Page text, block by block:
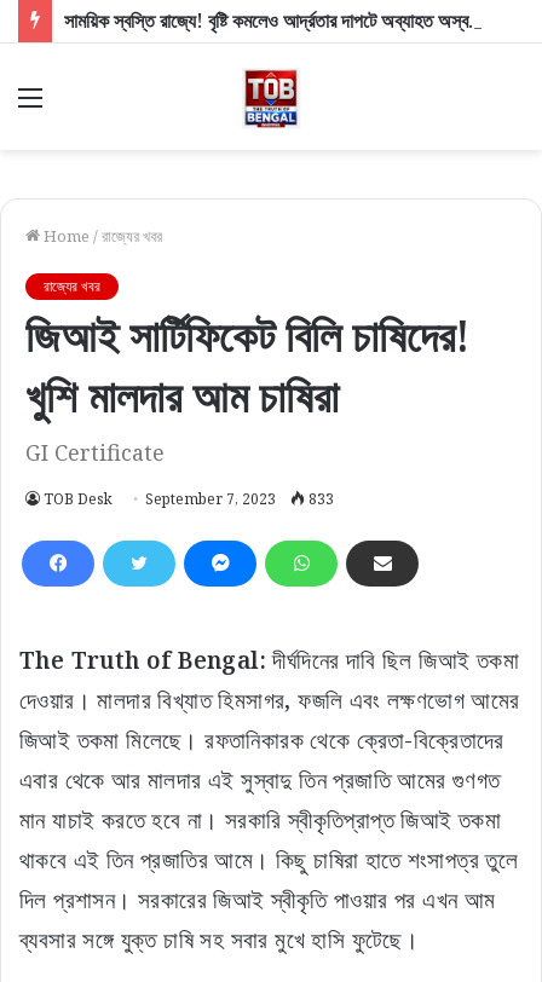
সাময়িক স্বস্তি রাজ্যে! বৃষ্টি কমলেও আর্দ্রতার দাপটে অব্যাহত অস্বস্তিকর গরম
Menu
Home /রাজ্যের খবর
রাজ্যের খবর
জিআই সার্টিফিকেট বিলি চাষিদের!
খুশি মালদার আম চাষিরা
GI Certificate
TOB Desk September 7, 2023 833
The Truth of Bengal:দীর্ঘদিনের দাবি ছিল জিআই তকমা
দেওয়ার। মালদার বিখ্যাত হিমসাগর, ফজলি এবং লক্ষণভোগ আমের
জিআই তকমা মিলেছে। রফতানিকারক থেকে ক্রেতা-বিক্রেতাদের
এবার থেকে আর মালদার এই সুস্বাদু তিন প্রজাতি আমের গুণগত
মান যাচাই করতে হবে না। সরকারি স্বীকৃতিপ্রাপ্ত জিআই তকমা
থাকবে এই তিন প্রজাতির আমে। কিছু চাষিরা হাতে শংসাপত্র তুলে
দিল প্রশাসন। সরকারের জিআই স্বীকৃতি পাওয়ার পর এখন আম
ব্যবসার সঙ্গে যুক্ত চাষি সহ সবার মুখে হাসি ফুটেছে।